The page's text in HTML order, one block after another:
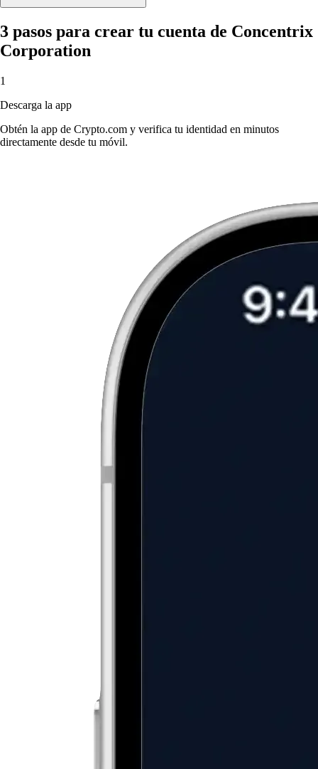
3 pasos para crear tu cuenta de Concentrix
Corporation
1
Descarga la app
Obtén la app de Crypto.com y verifica tu identidad en minutos
directamente desde tu móvil.